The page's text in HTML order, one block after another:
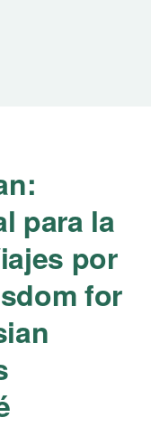
para la
por
for